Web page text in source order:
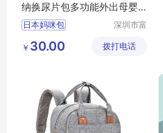
纳换尿片包多功能外出母婴
收纳包手拿包
日本妈咪包
深圳市富
限公司
￥ 30.00 拨打电话